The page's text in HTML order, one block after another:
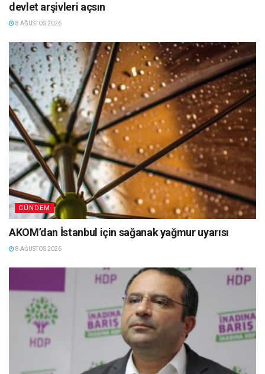
devlet arşivleri açsın
8 AĞUSTOS 2026
GÜNDEM
AKOM’dan İstanbul için sağanak yağmur uyarısı
8 AĞUSTOS 2026